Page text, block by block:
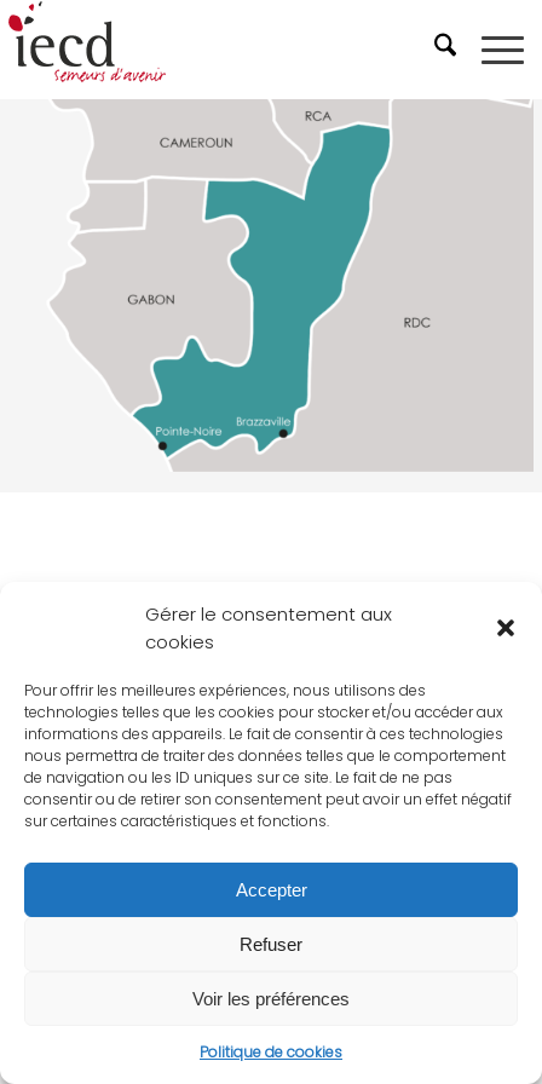
Gérer le consentement aux
cookies
Pour offrir les meilleures expériences, nous utilisons des
technologies telles que les cookies pour stocker et/ou accéder aux
informations des appareils. Le fait de consentir à ces technologies
nous permettra de traiter des données telles que le comportement
de navigation ou les ID uniques sur ce site. Le fait de ne pas
consentir ou de retirer son consentement peut avoir un effet négatif
sur certaines caractéristiques et fonctions.
Accepter
Refuser
Voir les préférences
Politique de cookies